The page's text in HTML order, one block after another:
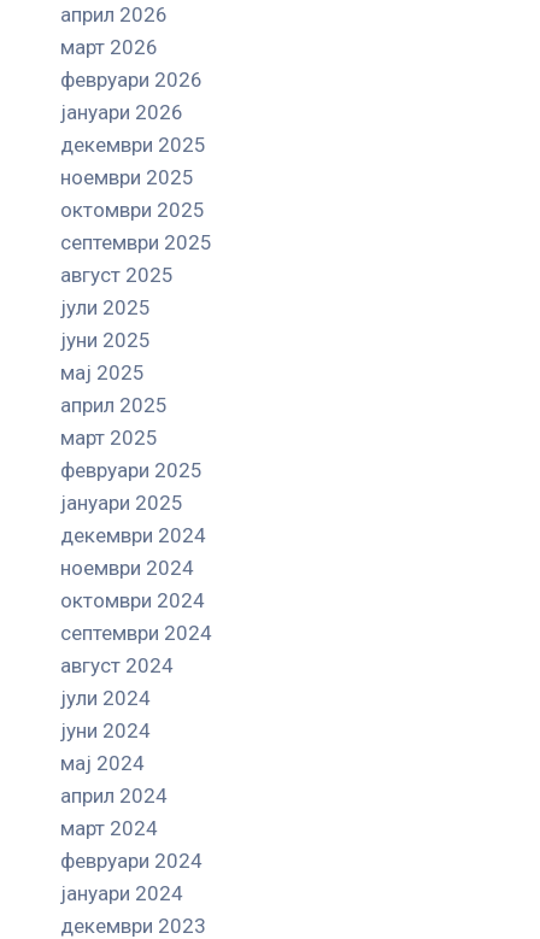
април 2026
март 2026
февруари 2026
јануари 2026
декември 2025
ноември 2025
октомври 2025
септември 2025
август 2025
јули 2025
јуни 2025
мај 2025
април 2025
март 2025
февруари 2025
јануари 2025
декември 2024
ноември 2024
октомври 2024
септември 2024
август 2024
јули 2024
јуни 2024
мај 2024
април 2024
март 2024
февруари 2024
јануари 2024
декември 2023